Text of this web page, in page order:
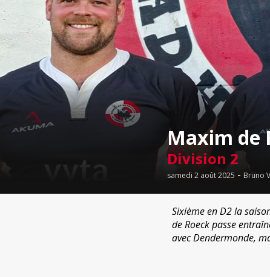
Maxim de
Division 2
samedi 2 août 2025 - Bruno
Sixième en D2 la
de Roeck passe
avec Dendermonde,